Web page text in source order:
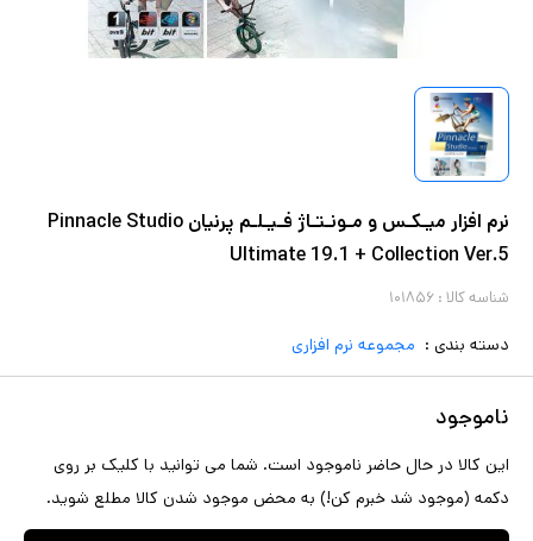
نرم افزار میـکـس و مـونـتـاژ فـیـلـم پرنیان Pinnacle Studio
Ultimate 19.1 + Collection Ver.5
شناسه کالا : ۱۰۱۸۵۶
دسته بندی : مجموعه نرم افزاری
ناموجود
این کالا در حال حاضر ناموجود است. شما می توانید با کلیک بر روی
دکمه (موجود شد خبرم کن!) به محض موجود شدن کالا مطلع شوید.